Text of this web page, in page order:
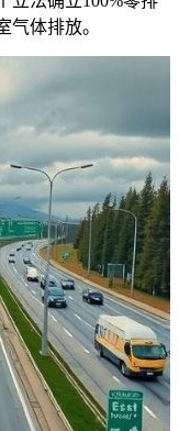
体排放。